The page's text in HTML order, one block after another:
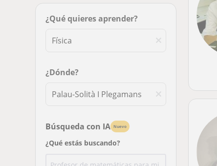
¿Qué quieres aprender?
¿Dónde?
Búsqueda con IA Nuevo
¿Qué estás buscando?